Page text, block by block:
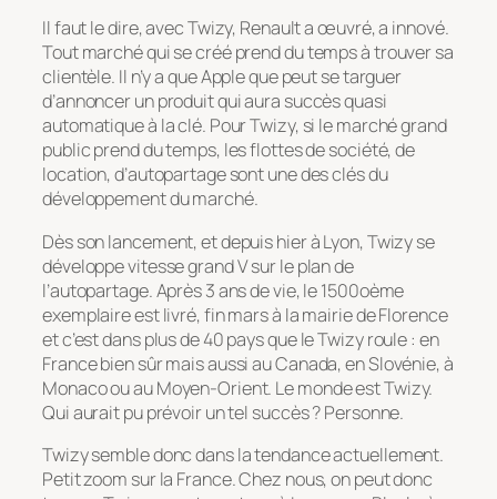
Il faut le dire, avec Twizy, Renault a œuvré, a innové.
Tout marché qui se créé prend du temps à trouver sa
clientèle. Il n’y a que Apple que peut se targuer
d’annoncer un produit qui aura succès quasi
automatique à la clé. Pour Twizy, si le marché grand
public prend du temps, les flottes de société, de
location, d’autopartage sont une des clés du
développement du marché.
Dès son lancement, et depuis hier à Lyon, Twizy se
développe vitesse grand V sur le plan de
l’autopartage. Après 3 ans de vie, le 1500oème
exemplaire est livré, fin mars à la mairie de Florence
et c’est dans plus de 40 pays que le Twizy roule : en
France bien sûr mais aussi au Canada, en Slovénie, à
Monaco ou au Moyen-Orient. Le monde est Twizy.
Qui aurait pu prévoir un tel succès ? Personne.
Twizy semble donc dans la tendance actuellement.
Petit zoom sur la France. Chez nous, on peut donc